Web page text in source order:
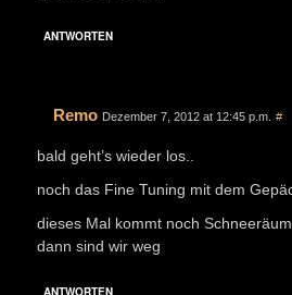
ANTWORTEN
Remo Dezember 7, 2012 at 12:45 p.m. #
bald geht’s wieder los..
noch das Fine Tuning mit dem
dieses Mal kommt noch
dann sind wir weg
ANTWORTEN